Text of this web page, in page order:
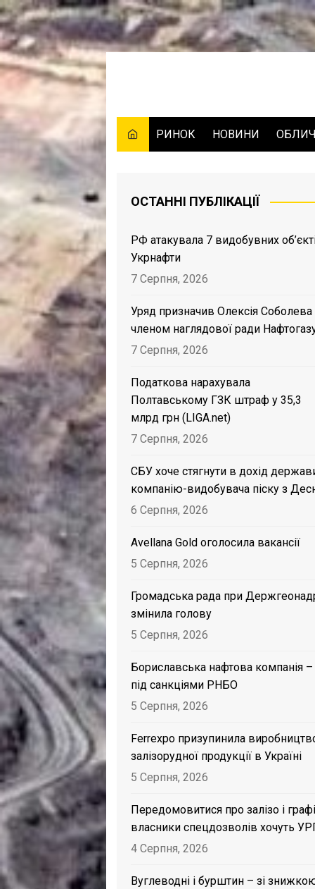
Skip
to
РИНОК НОВИНИ
ОСТАННІ ПУБЛІКАЦІЇ
РФ атакувала 7 видобувних
Укрнафти
7 Серпня, 2026
Уряд призначив Олексія Соболева
членом наглядової ради
7 Серпня, 2026
Податкова нарахувала
Полтавському ГЗК штраф у 35,3
млрд грн (LIGA.net)
7 Серпня, 2026
СБУ хоче стягнути в дохід
компанію-видобувача піску з
6 Серпня, 2026
Avellana Gold оголосила вакансії
5 Серпня, 2026
Громадська рада при
змінила голову
5 Серпня, 2026
Бориславська нафтова компанія –
під санкціями РНБО
5 Серпня, 2026
Ferrexpo призупинила
залізорудної продукції в Україні
5 Серпня, 2026
Передомовитися про залізо і
власники спецдозволів хочуть
4 Серпня, 2026
Вуглеводні і бурштин – зі